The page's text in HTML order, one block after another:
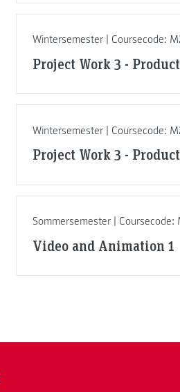
Wintersemester | Coursecode:
Project Work 3 -
Wintersemester | Coursecode:
Project Work 3 -
Sommersemester | Coursecode:
Video and Animation 1